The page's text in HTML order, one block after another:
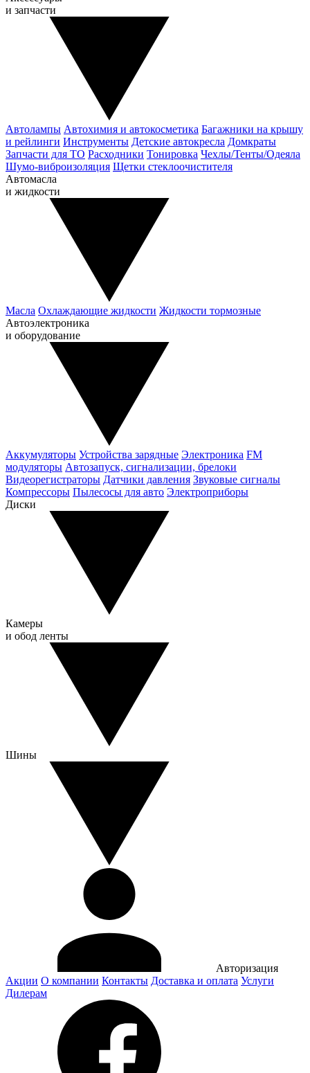
и запчасти
Автолампы Автохимия и автокосметика Багажники на крышу
и рейлинги Инструменты Детские автокресла Домкраты
Запчасти для ТО Расходники Тонировка Чехлы/Тенты/Одеяла
Шумо-виброизоляция Щетки стеклоочистителя
Автомасла
и жидкости
Масла Охлаждающие жидкости Жидкости тормозные
Автоэлектроника
и оборудование
Аккумуляторы Устройства зарядные Электроника FM
модуляторы Автозапуск, сигнализации, брелоки
Видеорегистраторы Датчики давления Звуковые сигналы
Компрессоры Пылесосы для авто Электроприборы
Диски
Камеры
и обод ленты
Шины
Авторизация
Акции О компании Контакты Доставка и оплата Услуги
Дилерам